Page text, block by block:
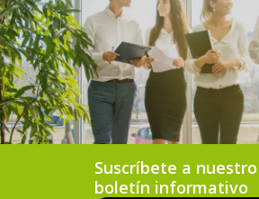
Suscríbete a nuestro
boletín informativo